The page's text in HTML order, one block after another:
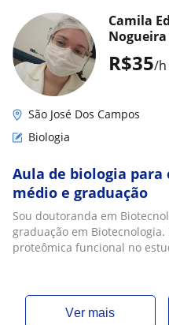
R$35/h
Camila
Nogueira
São José Dos Campos
Biologia
Aula de biologia
médio e graduação
Sou doutoranda em
graduação em
proteômica funcional no
ver mais